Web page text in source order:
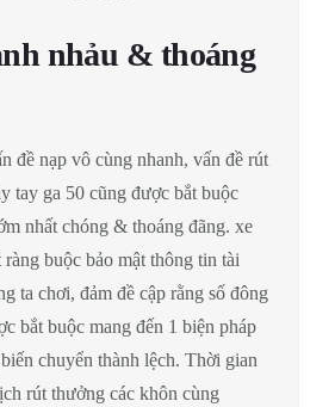
nhảu & thoáng
đề nạp vô cùng nhanh, vấn đề rút
tay ga 50 cũng được bắt buộc
nhất chóng & thoáng đãng. xe
buộc bảo mật thông tin tài
ta chơi, đảm đề cập rằng số đông
bắt buộc mang đến 1 biện pháp
chuyển thành lệch. Thời gian
rút thưởng các khôn cùng